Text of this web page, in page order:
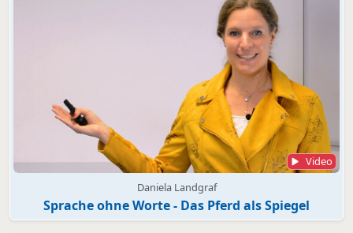
Video
Daniela Landgraf
Sprache ohne Worte - Das Pferd als Spiegel